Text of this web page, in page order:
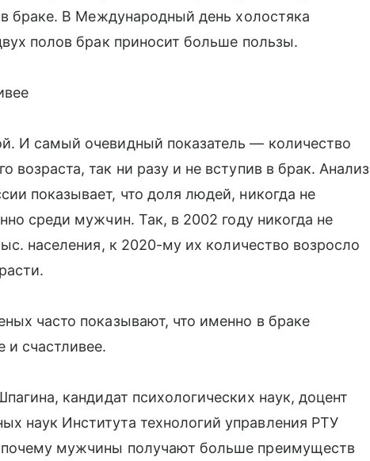
в браке. В Международный день холостяка
полов брак приносит больше пользы.
И самый очевидный показатель — количество
возраста, так ни разу и не вступив в брак. Анализ
показывает, что доля людей, никогда не
среди мужчин. Так, в 2002 году никогда не
населения, к 2020-му их количество возросло
часто показывают, что именно в браке
счастливее.
кандидат психологических наук, доцент
наук Института технологий управления РТУ
мужчины получают больше преимуществ